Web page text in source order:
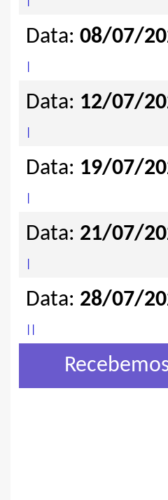
Data: 08/07/
Data: 12/07/
Data: 19/07/
Data: 21/07/
Data: 28/07/